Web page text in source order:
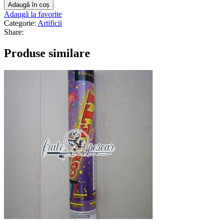
Adaugă în coș
Adaugă la favorite
Categorie: Artificii
Share:
Produse similare